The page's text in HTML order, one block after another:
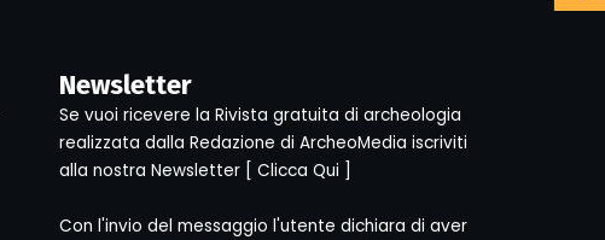
Newsletter
Se vuoi ricevere la Rivista gratuita di archeologia
realizzata dalla Redazione di ArcheoMedia iscriviti
alla nostra Newsletter [ Clicca Qui ]
Con l'invio del messaggio l'utente dichiara di aver